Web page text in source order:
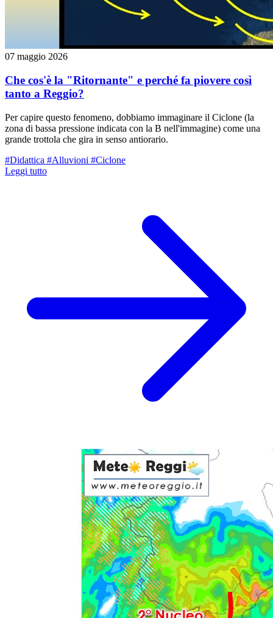
07 maggio 2026
Che cos'è la "Ritornante" e perché fa piovere così
tanto a Reggio?
Per capire questo fenomeno, dobbiamo immaginare il Ciclone (la
zona di bassa pressione indicata con la B nell'immagine) come una
grande trottola che gira in senso antiorario.
#Didattica #Alluvioni #Ciclone
Leggi tutto